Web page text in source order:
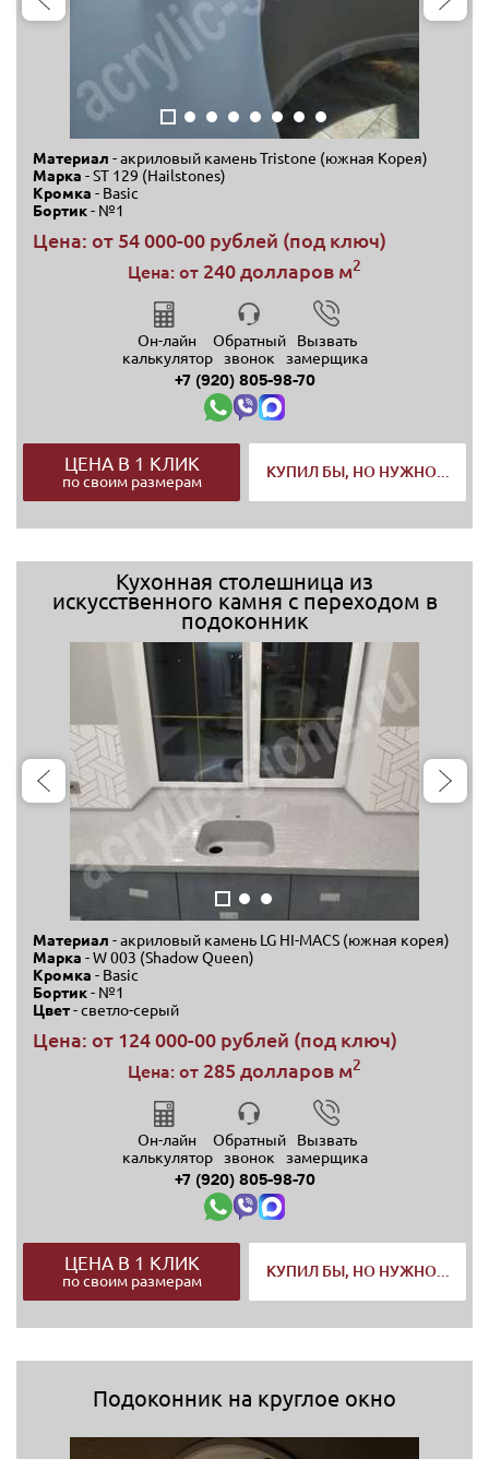
Материал - акриловый камень Tristone (южная Корея)
Марка - ST 129 (Hailstones)
Кромка - Basic
Бортик- №1
Цена: от 54 000-00 рублей (под ключ)
Цена: от 240 долларов м2
Он-лайн
калькулятор
Обратный
звонок
Вызвать
замерщика
+7 (920) 805-98-70
ЦЕНА В 1 КЛИК
по своим размерам
КУПИЛ БЫ, НО НУЖНО...
Кухонная столешница из
искусственного камня с переходом в
подоконник
Материал - акриловый камень LG HI-MACS (южная корея)
Марка - W 003 (Shadow Queen)
Кромка - Basic
Бортик- №1
Цвет- светло-серый
Цена: от 124 000-00 рублей (под ключ)
Цена: от 285 долларов м2
Он-лайн
калькулятор
Обратный
звонок
Вызвать
замерщика
+7 (920) 805-98-70
ЦЕНА В 1 КЛИК
по своим размерам
КУПИЛ БЫ, НО НУЖНО...
Подоконник на круглое окно